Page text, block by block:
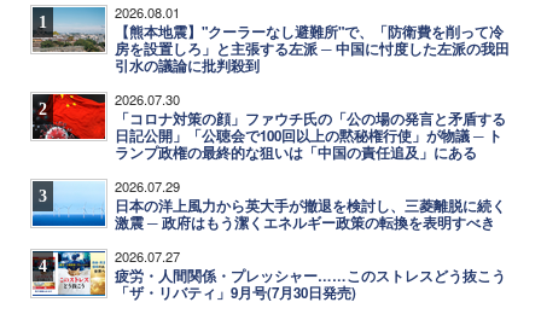
1 2026.08.01
【熊本地震】"クーラーなし避難所"で、「防衛費を削って冷
房を設置しろ」と主張する左派 ─ 中国に忖度した左派の我田
引水の議論に批判殺到
2 2026.07.30
「コロナ対策の顔」ファウチ氏の「公の場の発言と矛盾する
日記公開」「公聴会で100回以上の黙秘権行使」が物議 ─ ト
ランプ政権の最終的な狙いは「中国の責任追及」にある
3 2026.07.29
日本の洋上風力から英大手が撤退を検討し、三菱離脱に続く
激震 ─ 政府はもう潔くエネルギー政策の転換を表明すべき
4 2026.07.27
疲労・人間関係・プレッシャー……このストレスどう抜こう
「ザ・リバティ」9月号(7月30日発売)